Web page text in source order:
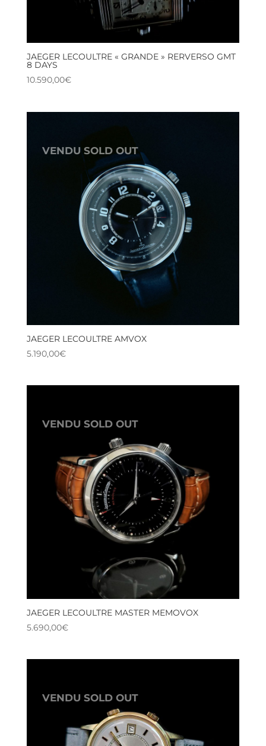
JAEGER LECOULTRE « GRANDE » RERVERSO GMT
8 DAYS
10.590,00€
VENDU SOLD OUT
JAEGER LECOULTRE AMVOX
5.190,00€
VENDU SOLD OUT
JAEGER LECOULTRE MASTER MEMOVOX
5.690,00€
VENDU SOLD OUT